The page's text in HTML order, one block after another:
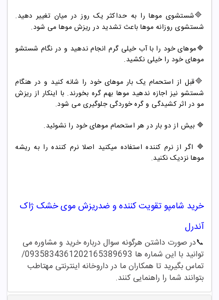
🔷شستشوی موها را به حداکثر یک روز در میان تغییر دهید.
شستشوی روزانه موها باعث تشدید در ریزش موها می شود.
🔷موهای خود را با آب خیلی گرم انجام ندهید و در نگام شستشو
موهای خود را خیلی نکشید.
🔷قبل از استحمام یک بار موهای خود را شانه کنید و در هنگام
شستشو نیز اجازه ندهید موها بهم گره بخورند. با اینکار از ریزش
مو در اثر کشیدگی و گره خوردگی جلوگیری می شود.
🔷 بیش از دو بار در هر استحمام موهای خود را نشوئید.
🔷 اگر از نرم کننده استفاده میکنید اصلا نرم کننده را به ریشه
موها نزدیک نکنید.
خرید شامپو تقویت کننده و ضدریزش موی خشک ژاک
آندرل
📞در صورت داشتن هرگونه سوال درباره خرید و مشاوره می
توانید با این شماره ها 02165389693
/09358343612
تماس بگیرید تا همکاران ما در داروخانه اینترنتی مهتاطب
بتوانند شما را راهنمایی کنند.